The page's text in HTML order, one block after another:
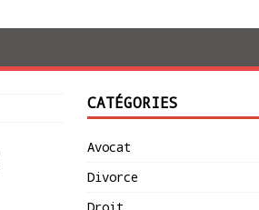
CATÉGORIES
Avocat
Divorce